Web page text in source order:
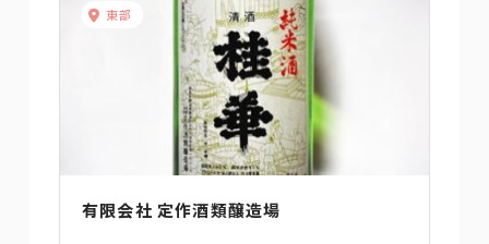
東部
有限会社 定作酒類醸造場